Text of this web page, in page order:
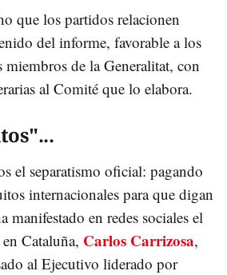
que los partidos relacionen
del informe, favorable a los
miembros de la Generalitat, con
al Comité que lo elabora.
el separatismo oficial: pagando
internacionales para que digan
manifestado en redes sociales el
Cataluña, Carlos Carrizosa,
al Ejecutivo liderado por